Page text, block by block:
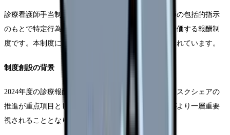
診療看護師手当制度は、特定行為研修を修了し、医師の包括的指示
のもとで特定行為を実施する診療看護師の専門性を評価する報酬制
度です。本制度には、以下のような重要な目的が含まれています。
制度創設の背景
2024年度の診療報酬改定において、タスクシフト・タスクシェアの
推進が重点項目として掲げられ、診療看護師の役割がより一層重要
視されることとなりました。